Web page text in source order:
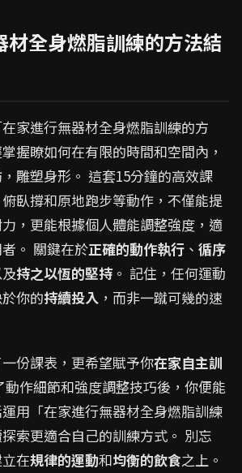
材全身燃脂訓練的方法結
家進行無器材全身燃脂訓練的方
握瞭如何在有限的時間和空間內，
雕塑身形。 這套15分鐘的高效課
臥撐和原地跑步等動作，不僅能提
，更能根據個人體能調整強度，適
。 關鍵在於正確的動作執行 、 循序
持之以恆的堅持 。 記住，任何運動
你的持續投入 ，而非一蹴可幾的速
份課表，更希望賦予你在家自主訓
動作細節和強度調整技巧後，你便能
用「在家進行無器材全身燃脂訓練
索更適合自己的訓練方式。 別忘
在規律的運動和均衡的飲食之上。